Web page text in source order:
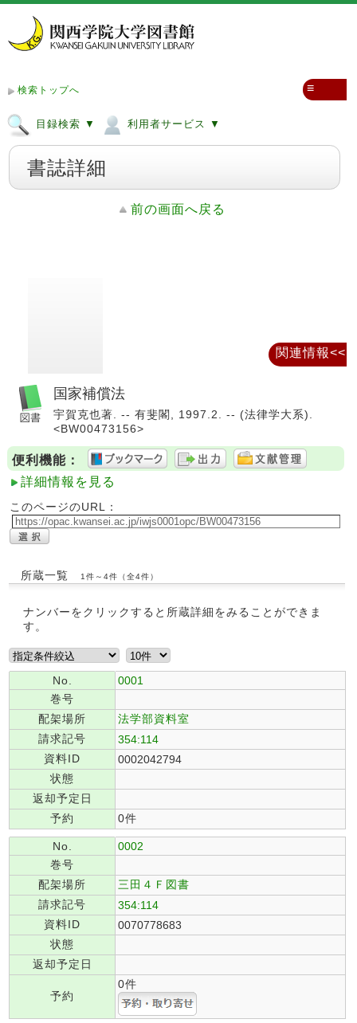
検索トップへ
目録検索 ▼ 利用者サービス ▼
≡
書誌詳細
前の画面へ戻る
国家補償法
宇賀克也著. -- 有斐閣, 1997.2. -- (法律学大系).
<BW00473156>
便利機能：
詳細情報を見る
このページのURL：
所蔵一覧 1件～4件（全4件）
ナンバーをクリックすると所蔵詳細をみることができま
す。
No.
0001
巻号
配架場所
法学部資料室
請求記号
354:114
資料ID
0002042794
状態
返却予定日
予約
0件
No.
0002
巻号
配架場所
三田４Ｆ図書
請求記号
354:114
資料ID
0070778683
状態
返却予定日
予約
0件
関連情報<<